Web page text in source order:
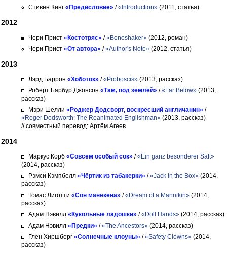
Стивен Кинг «Предисловие» /«Introduction» (2011, статья)
2012
Чери Прист «Костотряс» /«Boneshaker» (2012, роман)
Чери Прист «От автора» /«Author's Note» (2012, статья)
2013
Лэрд Баррон «Хоботок» /«Proboscis» (2013, рассказ)
Роберт Барбур Джонсон «Там, под землёй» /«Far Below» (2013,
рассказ)
Мэри Шелли «Роджер Додсворт, воскресший англичанин» /
«Roger Dodsworth: The Reanimated Englishman» (2013, рассказ)
// совместный перевод: Артём Агеев
2014
Маркус Корб «Совсем особый сок» /«Ein ganz besonderer Saft»
(2014, рассказ)
Рэмси Кэмпбелл «Чёртик из табакерки» /«Jack in the Box» (2014,
рассказ)
Томас Лиготти «Сон манекена» /«Dream of a Mannikin» (2014,
рассказ)
Адам Нэвилл «Кукольные ладошки» /«Doll Hands» (2014, рассказ)
Адам Нэвилл «Предки» /«The Ancestors» (2014, рассказ)
Глен Хиршберг «Солнечные клоуны» /«Safety Clowns» (2014,
рассказ)